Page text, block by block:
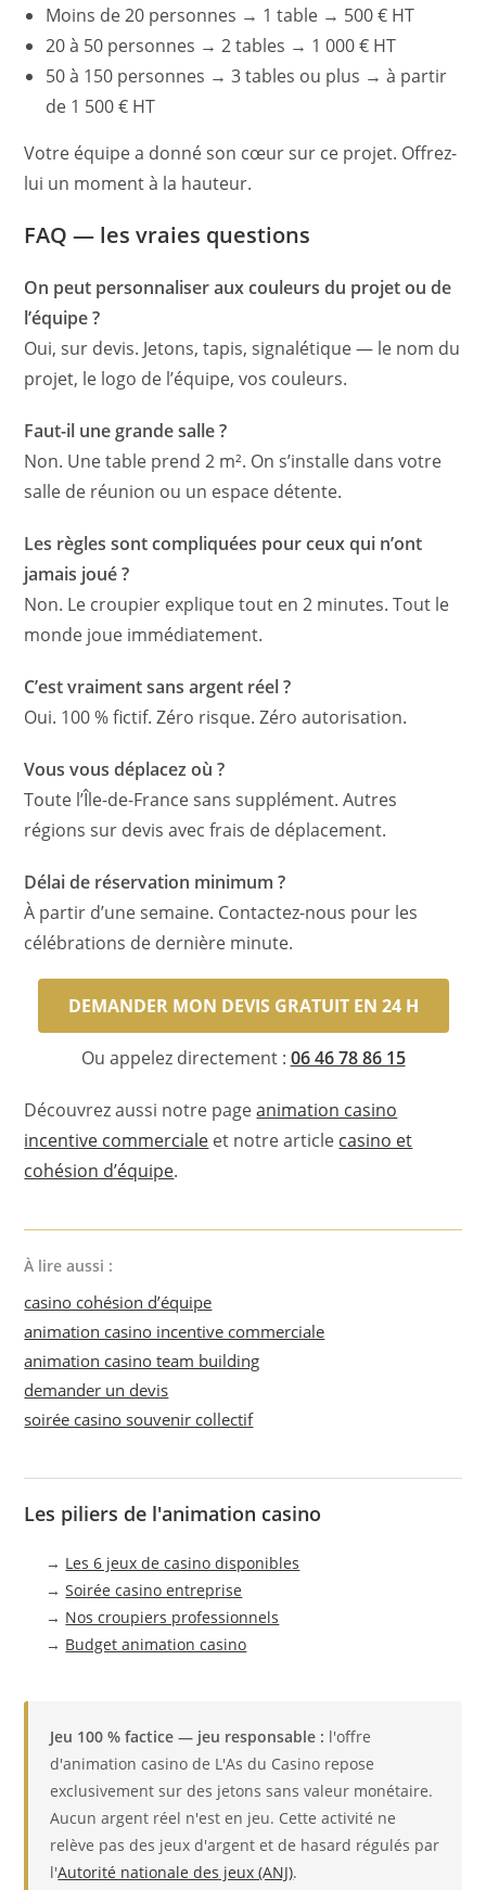
Moins de 20 personnes → 1 table → 500 € HT
20 à 50 personnes → 2 tables → 1 000 € HT
50 à 150 personnes → 3 tables ou plus → à partir
de 1 500 € HT
Votre équipe a donné son cœur sur ce projet. Offrez-
lui un moment à la hauteur.
FAQ — les vraies questions
On peut personnaliser aux couleurs du projet ou de
l’équipe ?
Oui, sur devis. Jetons, tapis, signalétique — le nom du
projet, le logo de l’équipe, vos couleurs.
Faut-il une grande salle ?
Non. Une table prend 2 m². On s’installe dans votre
salle de réunion ou un espace détente.
Les règles sont compliquées pour ceux qui n’ont
jamais joué ?
Non. Le croupier explique tout en 2 minutes. Tout le
monde joue immédiatement.
C’est vraiment sans argent réel ?
Oui. 100 % fictif. Zéro risque. Zéro autorisation.
Vous vous déplacez où ?
Toute l’Île-de-France sans supplément. Autres
régions sur devis avec frais de déplacement.
Délai de réservation minimum ?
À partir d’une semaine. Contactez-nous pour les
célébrations de dernière minute.
DEMANDER MON DEVIS GRATUIT EN 24 H
Ou appelez directement : 06 46 78 86 15
Découvrez aussi notre pageanimation casino
incentive commerciale et notre article casino et
cohésion d’équipe.
À lire aussi :
casino cohésion d’équipe
animation casino incentive commerciale
animation casino team building
demander un devis
soirée casino souvenir collectif
Les piliers de l'animation casino
→ Les 6 jeux de casino disponibles
→Soirée casino entreprise
→ Nos croupiers professionnels
→ Budget animation casino
Jeu 100 % factice — jeu responsable : l'offre
d'animation casino de L'As du Casino repose
exclusivement sur des jetons sans valeur monétaire.
Aucun argent réel n'est en jeu. Cette activité ne
relève pas des jeux d'argent et de hasard régulés par
l'Autorité nationale des jeux (ANJ).